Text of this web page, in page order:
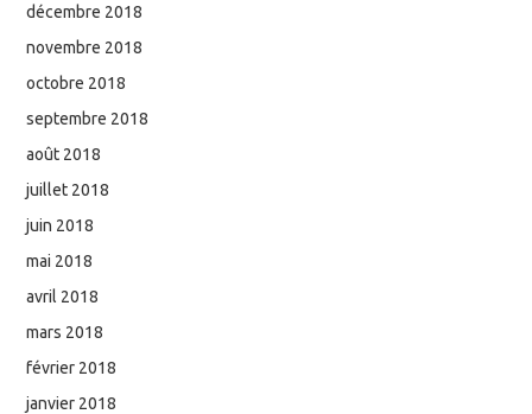
décembre 2018
novembre 2018
octobre 2018
septembre 2018
août 2018
juillet 2018
juin 2018
mai 2018
avril 2018
mars 2018
février 2018
janvier 2018